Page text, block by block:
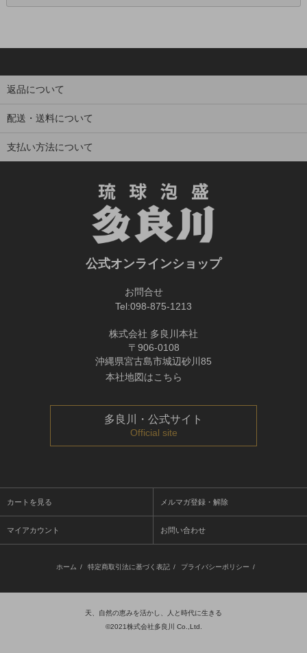
返品について
配送・送料について
支払い方法について
公式オンラインショップ
お問合せ
Tel:098-875-1213
株式会社 多良川本社
〒906-0108
沖縄県宮古島市城辺砂川85
本社地図はこちら
多良川・公式サイト
Official site
カートを見る メルマガ登録・解除
マイアカウント お問い合わせ
ホーム / 特定商取引法に基づく表記 / プライバシーポリシー /
天、自然の恵みを活かし、人と時代に生きる
©2021株式会社多良川 Co.,Ltd.